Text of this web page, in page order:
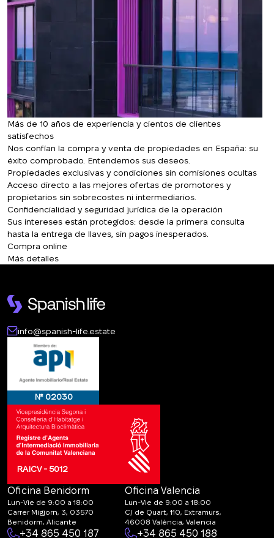
Más de 10 años de experiencia y cientos de clientes
satisfechos
Nos confían la compra y venta de propiedades en España: su
éxito comprobado. Entendemos sus deseos.
Propiedades exclusivas y condiciones sin comisiones ocultas
Acceso directo a las mejores ofertas de promotores y
propietarios sin sobrecostes ni intermediarios.
Confidencialidad y seguridad jurídica de la operación
Sus intereses están protegidos: desde la primera consulta
hasta la entrega de llaves, sin pagos inesperados.
Compra online
Más detalles
info@spanish-life.estate
№ 02030
RAICV - 5012
Oficina Benidorm
Lun-Vie de 9:00 a 18:00
Carrer Migjorn, 3, 03570
Benidorm, Alicante
+34 865 450 187
Oficina Valencia
Lun-Vie de 9:00 a 18:00
C/ de Quart, 110, Extramurs,
46008 València, Valencia
+34 865 450 188
DEVUÉLVAME LA LLAMADA